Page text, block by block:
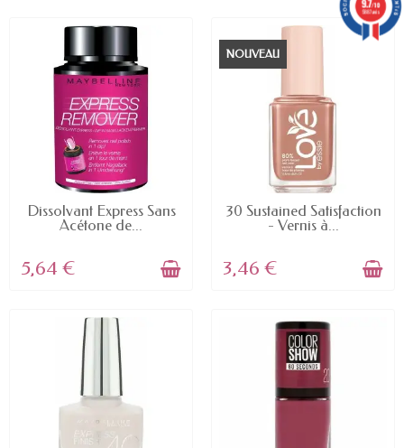
EN STOCK
Dissolvant Express Sans
Acétone de...
5,64 €
NOUVEAU
EN STOCK
30 Sustained Satisfaction
- Vernis à...
3,46 €
/10
5887 avis